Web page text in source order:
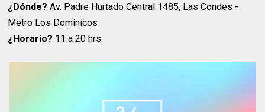
¿Dónde? Av. Padre Hurtado Central 1485, Las Condes -
Metro Los Domínicos
¿Horario? 11 a 20 hrs